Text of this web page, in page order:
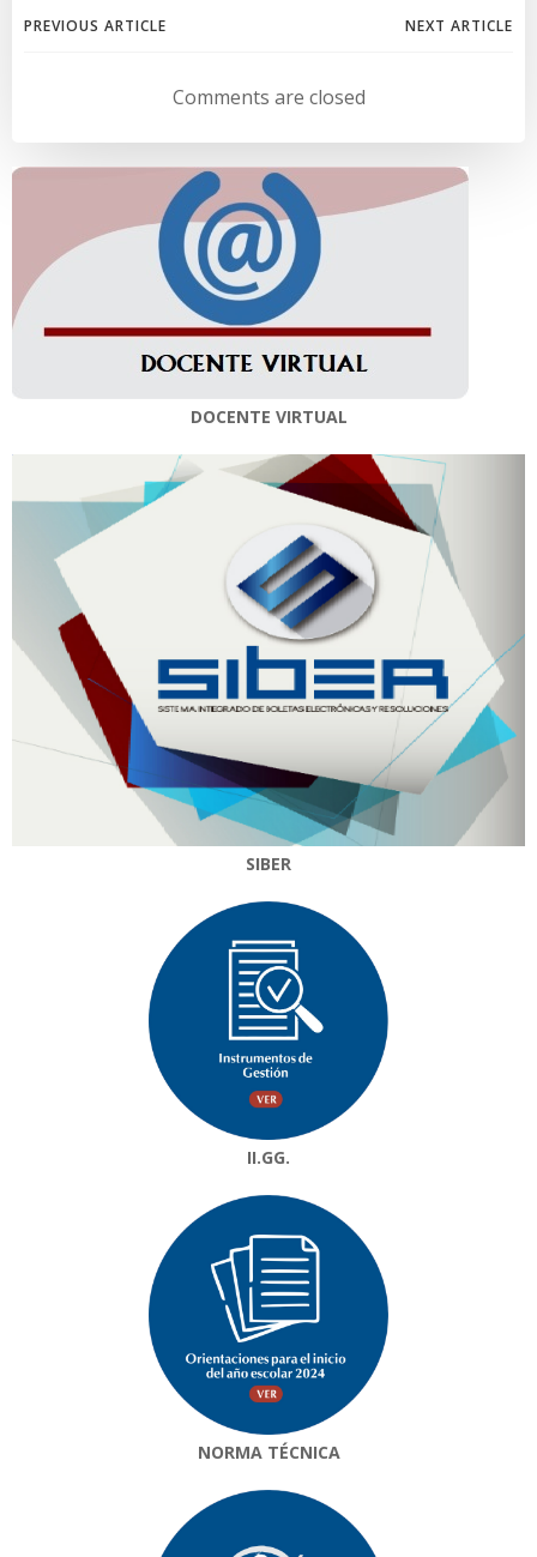
Navegación
entradas
PREVIOUS ARTICLE
Navegación
de
entradas
NEXT ARTICLE
Comments are closed
DOCENTE VIRTUAL
SIBER
II.GG.
NORMA TÉCNICA